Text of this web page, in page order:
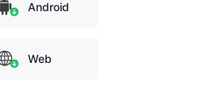
Android
Web